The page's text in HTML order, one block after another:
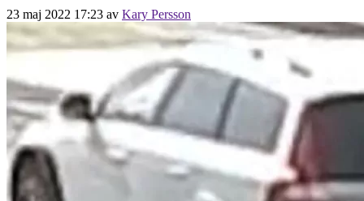
23 maj 2022 17:23 av Kary Persson